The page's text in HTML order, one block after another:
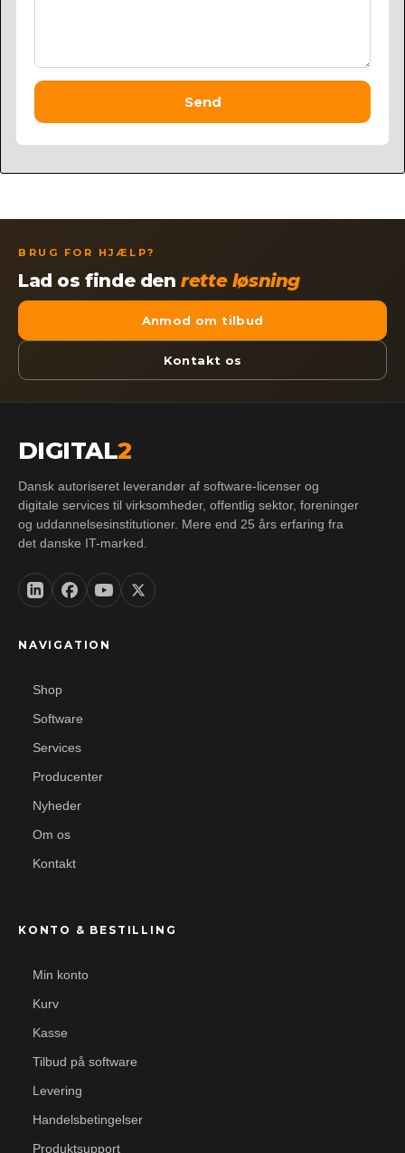
Send
BRUG FOR HJÆLP?
Lad os finde denrette løsning
Anmod om tilbud
Kontakt os
DIGITAL2
Dansk autoriseret leverandør af software-licenser og
digitale services til virksomheder, offentlig sektor, foreninger
og uddannelsesinstitutioner. Mere end 25 års erfaring fra
det danske IT-marked.
NAVIGATION
Shop
Software
Services
Producenter
Nyheder
Om os
Kontakt
KONTO & BESTILLING
Min konto
Kurv
Kasse
Tilbud på software
Levering
Handelsbetingelser
Produktsupport